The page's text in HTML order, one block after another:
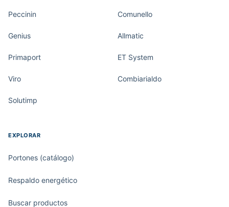
Peccinin Comunello
Genius Allmatic
Primaport ET System
Viro Combiarialdo
Solutimp
EXPLORAR
Portones (catálogo)
Respaldo energético
Buscar productos